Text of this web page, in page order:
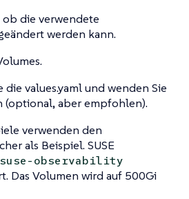
die verwendete
werden kann.
die values.yaml und wenden Sie
(optional, aber empfohlen).
verwenden den
als Beispiel. SUSE
suse-observability
Das Volumen wird auf 500Gi